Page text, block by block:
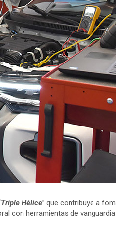
Triple Hélice” que contribuye a
con herramientas de